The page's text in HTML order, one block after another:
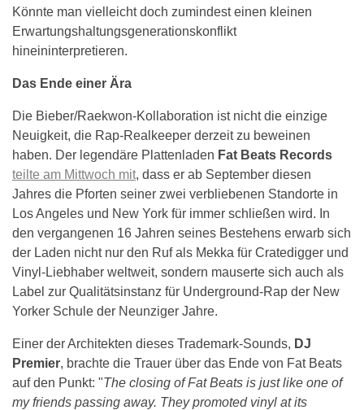
Könnte man vielleicht doch zumindest einen kleinen
Erwartungshaltungsgenerationskonflikt
hineininterpretieren.
Das Ende einer Ära
Die Bieber/Raekwon-Kollaboration ist nicht die einzige
Neuigkeit, die Rap-Realkeeper derzeit zu beweinen
haben. Der legendäre Plattenladen Fat Beats Records
teilte am Mittwoch mit, dass er ab September diesen
Jahres die Pforten seiner zwei verbliebenen Standorte in
Los Angeles und New York für immer schließen wird. In
den vergangenen 16 Jahren seines Bestehens erwarb sich
der Laden nicht nur den Ruf als Mekka für Cratedigger und
Vinyl-Liebhaber weltweit, sondern mauserte sich auch als
Label zur Qualitätsinstanz für Underground-Rap der New
Yorker Schule der Neunziger Jahre.
Einer der Architekten dieses Trademark-Sounds, DJ
Premier, brachte die Trauer über das Ende von Fat Beats
auf den Punkt: "The closing of Fat Beats is just like one of
my friends passing away. They promoted vinyl at its